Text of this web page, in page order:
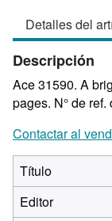
Detalles del
Descripción
Ace 31590. A
pages. N° de
Contactar al
Título
Editor